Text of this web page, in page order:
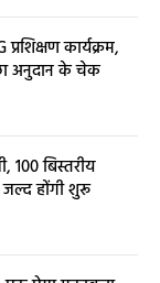
कार्यक्रम,
अनुदान के चेक
100 बिस्तरीय
होंगी शुरू